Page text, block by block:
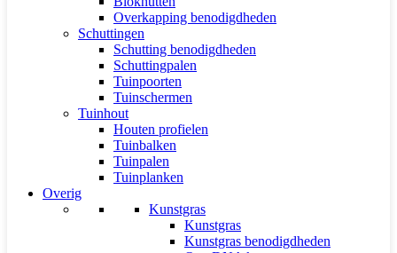
Overkapping benodigdheden
Schuttingen
Schutting benodigdheden
Schuttingpalen
Tuinpoorten
Tuinschermen
Tuinhout
Houten profielen
Tuinbalken
Tuinpalen
Tuinplanken
Overig
Kunstgras
Kunstgras
Kunstgras benodigdheden